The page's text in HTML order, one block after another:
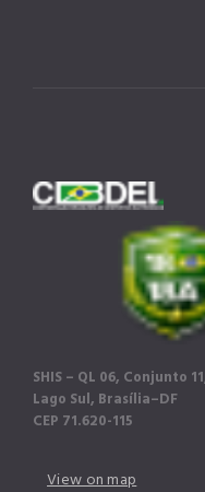
SHIS – QL 06, Conjunto
Lago Sul, Brasília–DF
CEP 71.620-115
View on map